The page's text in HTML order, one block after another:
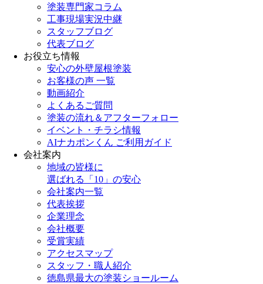
塗装専門家コラム
工事現場実況中継
スタッフブログ
代表ブログ
お役立ち情報
安心の外壁屋根塗装
お客様の声 一覧
動画紹介
よくあるご質問
塗装の流れ＆アフターフォロー
イベント・チラシ情報
AIナカポンくん ご利用ガイド
会社案内
地域の皆様に
選ばれる「10」の安心
会社案内一覧
代表挨拶
企業理念
会社概要
受賞実績
アクセスマップ
スタッフ・職人紹介
徳島県最大の塗装ショールーム